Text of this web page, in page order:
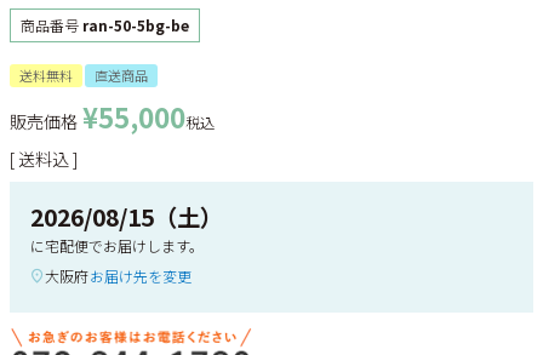
商品番号 ran-50-5bg-be
送料無料 直送商品
販売価格 ¥55,000税込
送料込
2026/08/15（土）
に宅配便でお届けします。
大阪府お届け先を変更